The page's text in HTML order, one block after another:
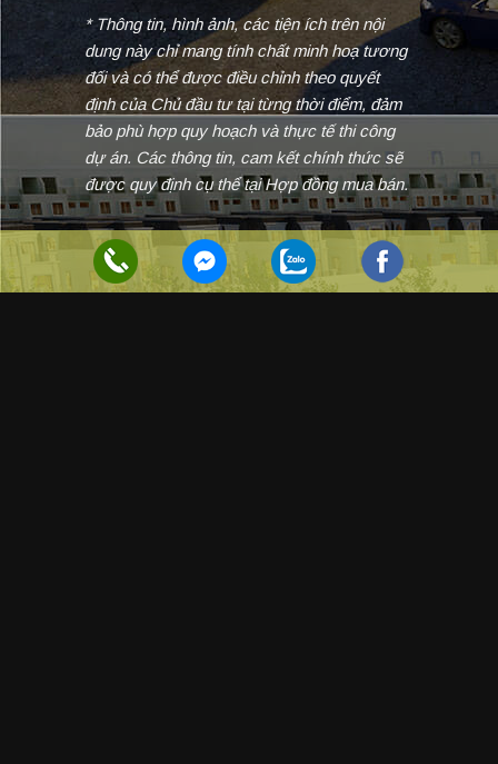
* Thông tin, hình ảnh, các tiện ích trên nội
dung này chỉ mang tính chất minh hoạ tương
đối và có thể được điều chỉnh theo quyết
định của Chủ đầu tư tại từng thời điểm, đảm
bảo phù hợp quy hoạch và thực tế thi công
dự án. Các thông tin, cam kết chính thức sẽ
được quy định cụ thể tại Hợp đồng mua bán.